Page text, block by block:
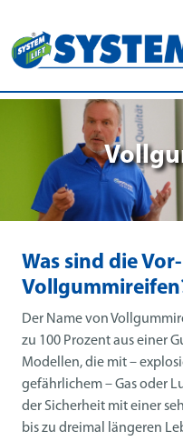
Was sind die
Der Name von
zu 100 Prozent aus einer
Modellen, die mit –
gefährlichem – Gas oder
der Sicherheit mit einer
bis zu dreimal längeren